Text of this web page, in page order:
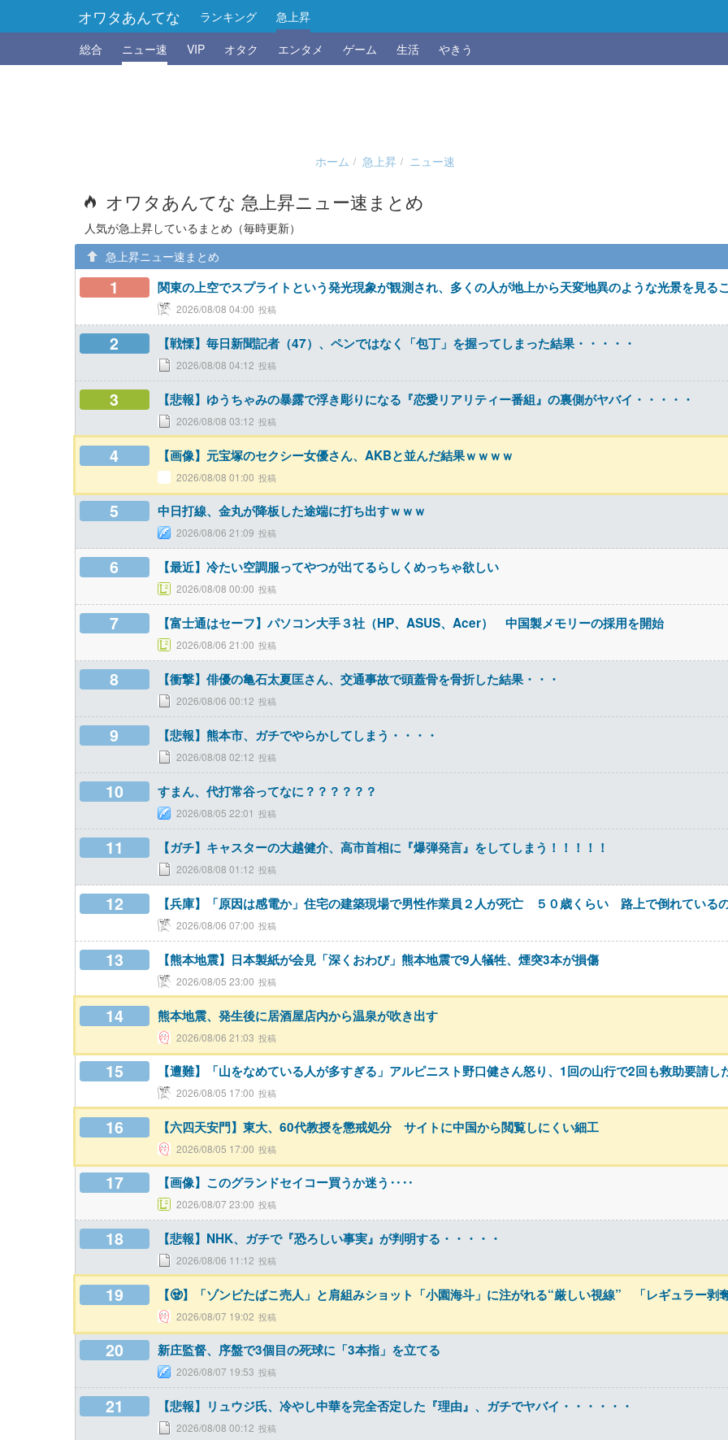
オワタあんてな ランキング
急上昇
総合
ニュー速 VIP オタク エンタメ ゲーム 生活 やきう
ホーム 急上昇 ニュー速
オワタあんてな 急上昇ニュー速まとめ
人気が急上昇しているまとめ（毎時更新）
急上昇ニュー速まとめ
1 関東の上空でスプライトという発光現象が観測され、多くの人が地上から天変地異のような光景を見る
2026/08/08 04:00
2 【戦慄】毎日新聞記者（47）、ペンではなく「包丁」を握ってしまった結果・・・・・
2026/08/08 04:12
3 【悲報】ゆうちゃみの暴露で浮き彫りになる『恋愛リアリティー番組』の裏側がヤバイ・・・・・
2026/08/08 03:12
4 【画像】元宝塚のセクシー女優さん、AKBと並んだ結果ｗｗｗｗ
2026/08/08 01:00
5 中日打線、金丸が降板した途端に打ち出すｗｗｗ
2026/08/06 21:09
6 【最近】冷たい空調服ってやつが出てるらしくめっちゃ欲しい
2026/08/08 00:00
7 【富士通はセーフ】パソコン大手３社（HP、ASUS、Acer） 中国製メモリーの採用を開始
2026/08/06 21:00
8 【衝撃】俳優の亀石太夏匡さん、交通事故で頭蓋骨を骨折した結果・・・
2026/08/06 00:12
9 【悲報】熊本市、ガチでやらかしてしまう・・・・
2026/08/08 02:12
10 すまん、代打常谷ってなに？？？？？？
2026/08/05 22:01
11 【ガチ】キャスターの大越健介、高市首相に『爆弾発言』をしてしまう！！！！！
2026/08/08 01:12
12 【兵庫】「原因は感電か」住宅の建築現場で男性作業員２人が死亡 ５０歳くらい 路上で倒れてい
2026/08/06 07:00
13 【熊本地震】日本製紙が会見「深くおわび」熊本地震で9人犠牲、煙突3本が損傷
2026/08/05 23:00
14 熊本地震、発生後に居酒屋店内から温泉が吹き出す
2026/08/06 21:03
15 【遭難】「山をなめている人が多すぎる」アルピニスト野口健さん怒り、1回の山行で2回も救助要請し
2026/08/05 17:00
16 【六四天安門】東大、60代教授を懲戒処分 サイトに中国から閲覧しにくい細工
2026/08/05 17:00
17 【画像】このグランドセイコー買うか迷う‥‥
2026/08/07 23:00
18 【悲報】NHK、ガチで『恐ろしい事実』が判明する・・・・・
2026/08/06 11:12
19 【🧟】「ゾンビたばこ売人」と肩組みショット「小園海斗」に注がれる“厳しい視線” 「レギュラー剥
2026/08/07 19:02
20 新庄監督、序盤で3個目の死球に「3本指」を立てる
2026/08/07 19:53
21 【悲報】リュウジ氏、冷やし中華を完全否定した『理由』、ガチでヤバイ・・・・・・
2026/08/08 00:12